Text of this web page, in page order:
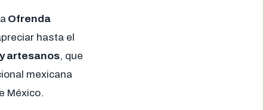
Ofrenda
hasta el
artesanos, que
mexicana
México.